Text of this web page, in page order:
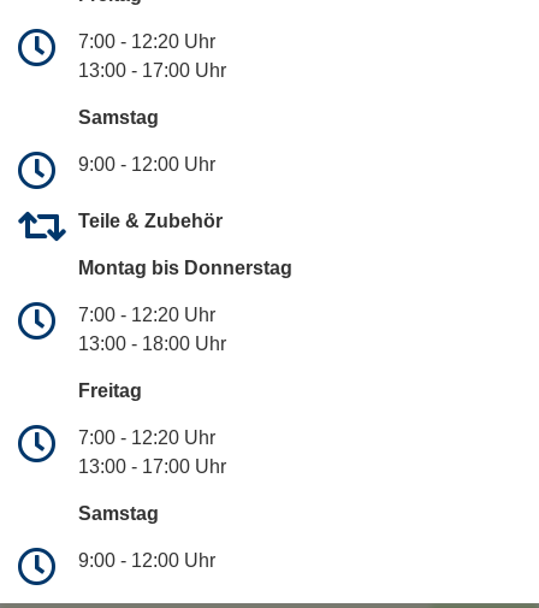
7:00 - 12:20 Uhr
13:00 - 17:00 Uhr
Samstag
9:00 - 12:00 Uhr
Teile & Zubehör
Montag bis Donnerstag
7:00 - 12:20 Uhr
13:00 - 18:00 Uhr
Freitag
7:00 - 12:20 Uhr
13:00 - 17:00 Uhr
Samstag
9:00 - 12:00 Uhr